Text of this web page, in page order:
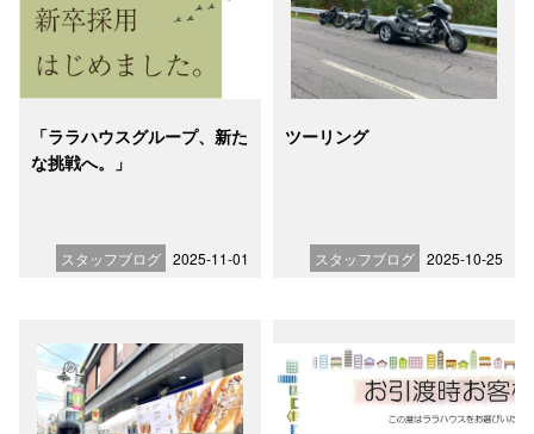
「ララハウスグループ、新た
な挑戦へ。」
スタッフブログ 2025-11-01
ツーリング
スタッフブログ 2025-10-25